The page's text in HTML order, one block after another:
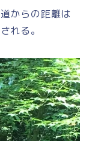
からの距離は
れる。